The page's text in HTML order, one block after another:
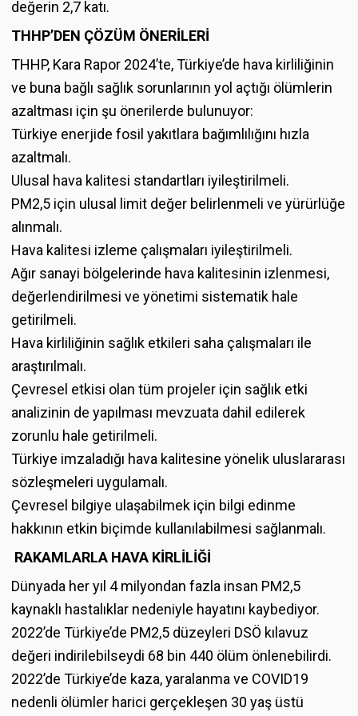
değerin 2,7 katı.
THHP’DEN ÇÖZÜM ÖNERİLERİ
THHP, Kara Rapor 2024’te, Türkiye’de hava kirliliğinin
ve buna bağlı sağlık sorunlarının yol açtığı ölümlerin
azaltması için şu önerilerde bulunuyor:
Türkiye enerjide fosil yakıtlara bağımlılığını hızla
azaltmalı.
Ulusal hava kalitesi standartları iyileştirilmeli.
PM2,5 için ulusal limit değer belirlenmeli ve yürürlüğe
alınmalı.
Hava kalitesi izleme çalışmaları iyileştirilmeli.
Ağır sanayi bölgelerinde hava kalitesinin izlenmesi,
değerlendirilmesi ve yönetimi sistematik hale
getirilmeli.
Hava kirliliğinin sağlık etkileri saha çalışmaları ile
araştırılmalı.
Çevresel etkisi olan tüm projeler için sağlık etki
analizinin de yapılması mevzuata dahil edilerek
zorunlu hale getirilmeli.
Türkiye imzaladığı hava kalitesine yönelik uluslararası
sözleşmeleri uygulamalı.
Çevresel bilgiye ulaşabilmek için bilgi edinme
hakkının etkin biçimde kullanılabilmesi sağlanmalı.
RAKAMLARLA HAVA KİRLİLİĞİ
Dünyada her yıl 4 milyondan fazla insan PM2,5
kaynaklı hastalıklar nedeniyle hayatını kaybediyor.
2022’de Türkiye’de PM2,5 düzeyleri DSÖ kılavuz
değeri indirilebilseydi 68 bin 440 ölüm önlenebilirdi.
2022’de Türkiye’de kaza, yaralanma ve COVID19
nedenli ölümler harici gerçekleşen 30 yaş üstü